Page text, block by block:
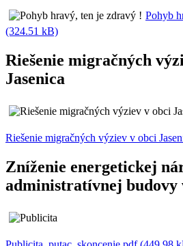
Pohyb
(324.51 kB)
Riešenie migračných
Jasenica
Riešenie migračných výziev v obci
Zníženie energetickej
administratívnej budovy